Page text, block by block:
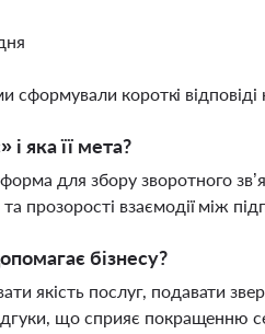
сформували короткі
яка її мета?
для збору зворотного
прозорості взаємодії між
бізнесу?
якість послуг, подавати
що сприяє покращенню